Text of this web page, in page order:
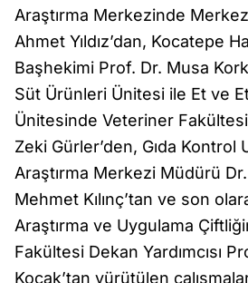
Araştırma Merkezinde
Ahmet Yıldız’dan, Kocatepe
Başhekimi Prof. Dr. Musa
Süt Ürünleri Ünitesi ile Et ve
Ünitesinde Veteriner Fakültesi
Zeki Gürler’den, Gıda Kontrol
Araştırma Merkezi Müdürü
Mehmet Kılınç’tan ve son
Araştırma ve Uygulama
Fakültesi Dekan Yardımcısı
Koçak’tan yürütülen